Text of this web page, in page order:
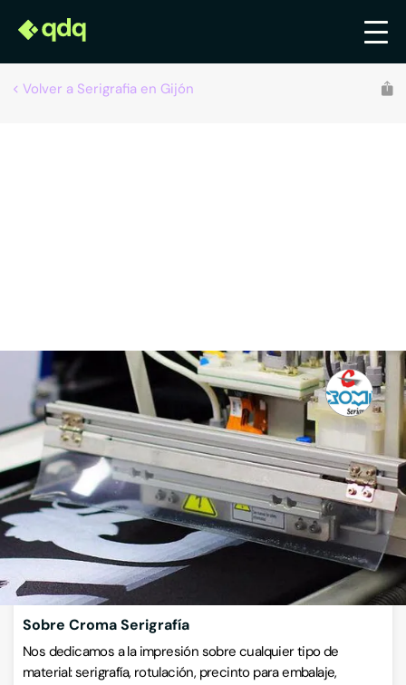
Volver a Serigrafia en Gijón
Recomendado por qdq
Croma Serigrafía
Serigrafía
Luanco 7, Bajo, 33207, Gijon, Gijón, Asturias
VISITAR WEB CÓMO LLEGAR ESCRÍBENOS
Llamar ahora
Sobre Croma Serigrafía
Nos dedicamos a la impresión sobre cualquier tipo de
material: serigrafía, rotulación, precinto para embalaje,